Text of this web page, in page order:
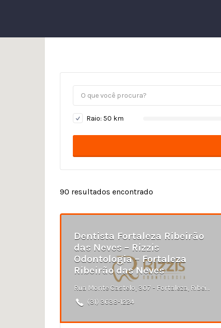
Raio: 50 km
90 resultados encontrado
Dentista Fortaleza Ribeirão
das Neves – Rizzis
Odontologia – Fortaleza
Ribeirão das Neves
Rua Monte Castelo, 307 - Fortaleza, Ribeirão das Neves - MG
(31) 3638-1224